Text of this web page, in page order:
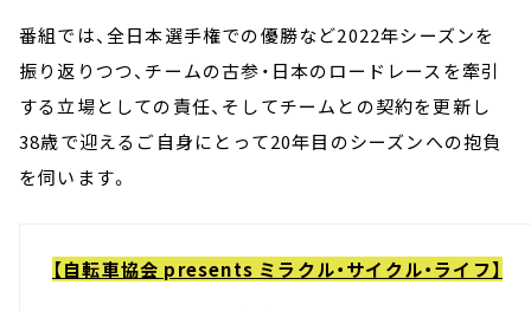
番組では、全日本選手権での優勝など2022年シーズンを
振り返りつつ、チームの古参・日本のロードレースを牽引
する立場としての責任、そしてチームとの契約を更新し
38歳で迎えるご自身にとって20年目のシーズンへの抱負
を伺います。
【自転車協会 presents ミラクル・サイクル・ライフ】